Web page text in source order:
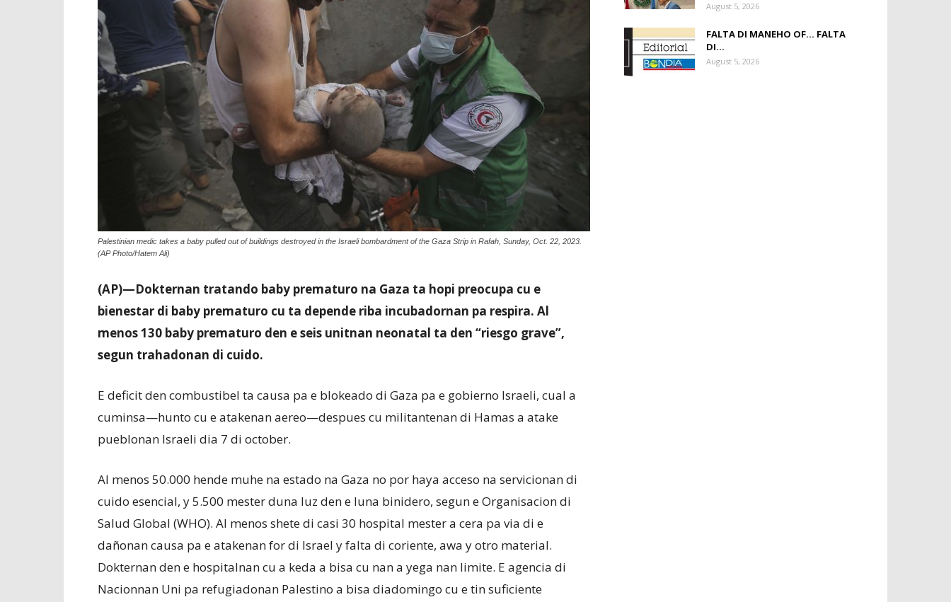
Palestinian medic takes a baby pulled out of buildings destroyed in the Israeli bombardment of the Gaza Strip in Rafah, Sunday, Oct. 22, 2023.
(AP Photo/Hatem Ali)
(AP)—Dokternan tratando baby prematuro na Gaza ta hopi preocupa cu e
bienestar di baby prematuro cu ta depende riba incubadornan pa respira. Al
menos 130 baby prematuro den e seis unitnan neonatal ta den “riesgo grave”,
segun trahadonan di cuido.
E deficit den combustibel ta causa pa e blokeado di Gaza pa e gobierno Israeli, cual a
cuminsa—hunto cu e atakenan aereo—despues cu militantenan di Hamas a atake
pueblonan Israeli dia 7 di october.
Al menos 50.000 hende muhe na estado na Gaza no por haya acceso na servicionan di
cuido esencial, y 5.500 mester duna luz den e luna binidero, segun e Organisacion di
Salud Global (WHO). Al menos shete di casi 30 hospital mester a cera pa via di e
dañonan causa pa e atakenan for di Israel y falta di coriente, awa y otro material.
Dokternan den e hospitalnan cu a keda a bisa cu nan a yega nan limite. E agencia di
Nacionnan Uni pa refugiadonan Palestino a bisa diadomingo cu e tin suficiente
August 5, 2026
FALTA DI MANEHO OF… FALTA
DI...
August 5, 2026